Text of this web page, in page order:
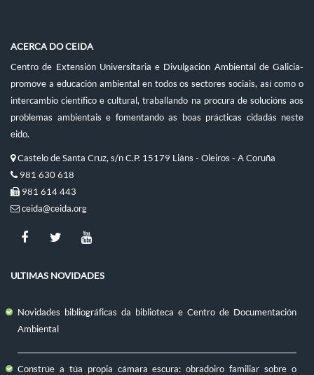
ACERCA DO CEIDA
Centro de Extensión Universitaria e Divulgación Ambiental de Galicia-
promove a educación ambiental en todos os sectores sociais, así como o
intercambio científico e cultural, traballando na procura de solucións aos
problemas ambientais e fomentando as boas prácticas cidadás neste
eido.
Castelo de Santa Cruz, s/n C.P. 15179 Liáns - Oleiros - A Coruña
981 630 618
981 614 443
ceida@ceida.org
ULTIMAS NOVIDADES
Novidades bibliográficas da biblioteca e Centro de Documentación
Ambiental
Constrúe a túa propia cámara escura: obradoiro familiar sobre o